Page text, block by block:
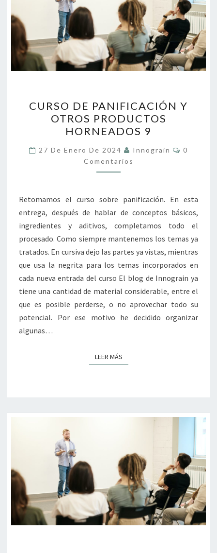
DE
PANIFICACIÓN
Y
OTROS
PRODUCTOS
HORNEADOS
CURSO DE PANIFICACIÓN Y
OTROS PRODUCTOS
HORNEADOS 9
27 De Enero De 2024 Innograin
0
Comentarios
Retomamos el curso sobre panificación. En esta
entrega, después de hablar de conceptos básicos,
ingredientes y aditivos, completamos todo el
procesado. Como siempre mantenemos los temas ya
tratados. En cursiva dejo las partes ya vistas, mientras
que usa la negrita para los temas incorporados en
cada nueva entrada del curso El blog de Innograin ya
tiene una cantidad de material considerable, entre el
que es posible perderse, o no aprovechar todo su
potencial. Por ese motivo he decidido organizar
algunas…
LEER MÁSLEER MÁS